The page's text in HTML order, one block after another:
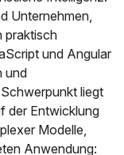
Unternehmen,
praktisch
und Angular
und
liegt
der Entwicklung
Modelle,
Anwendung: